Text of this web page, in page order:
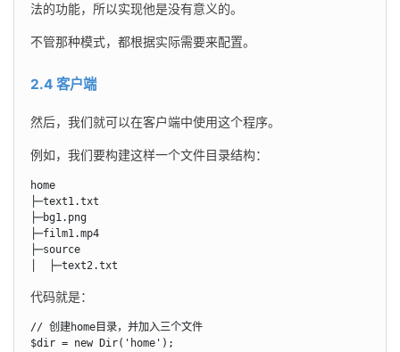
法的功能，所以实现他是没有意义的。
不管那种模式，都根据实际需要来配置。
2.4 客户端
然后，我们就可以在客户端中使用这个程序。
例如，我们要构建这样一个文件目录结构：
home
├─text1.txt
├─bg1.png
├─film1.mp4
├─source
│  ├─text2.txt
代码就是：
// 创建home目录，并加入三个文件
$dir = new Dir('home');